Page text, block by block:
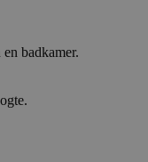
badkamer.